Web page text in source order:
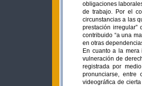
obligaciones
de trabajo. Por el
circunstancias a las
prestación
contribuido “a una
en otras
En cuanto a la
vulneración de
registrada por
pronunciarse,
videográfica de